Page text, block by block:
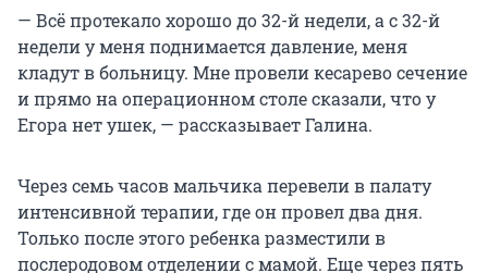
— Всё протекало хорошо до 32-й недели, а с 32-й
недели у меня поднимается давление, меня
кладут в больницу. Мне провели кесарево сечение
и прямо на операционном столе сказали, что у
Егора нет ушек, — рассказывает Галина.
Через семь часов мальчика перевели в палату
интенсивной терапии, где он провел два дня.
Только после этого ребенка разместили в
послеродовом отделении с мамой. Еще через пять